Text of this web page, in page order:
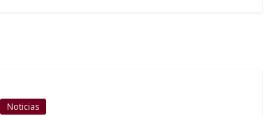
Noticias